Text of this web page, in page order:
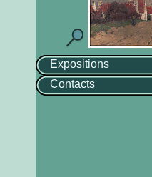
Expositions
Contacts